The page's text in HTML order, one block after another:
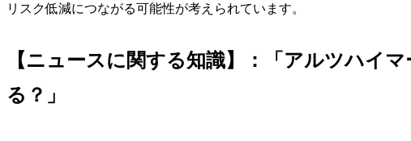
リスク低減につながる可能性が考えられています。
【ニュースに関する知識】：「アルツハイ
る？」